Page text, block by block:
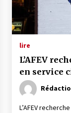
lire
L’AFEV
en service
L’AFEV